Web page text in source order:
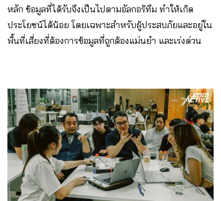
หลัก ข้อมูลที่ได้รับจึงเป็นไปตามอัลกอริทึม ทำให้เกิด
ประโยชน์ได้น้อย โดยเฉพาะสำหรับผู้ประสบภัยและอยู่ใน
พื้นที่เสี่ยงที่ต้องการข้อมูลที่ถูกต้องแม่นยำ และเร่งด่วน